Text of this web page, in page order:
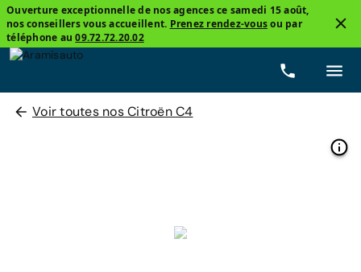
Ouverture exceptionnelle de nos agences ce samedi 15 août,
nos conseillers vous accueillent. Prenez rendez-vousou par
téléphone au09.72.72.20.02
Voir toutes nos Citroën C4